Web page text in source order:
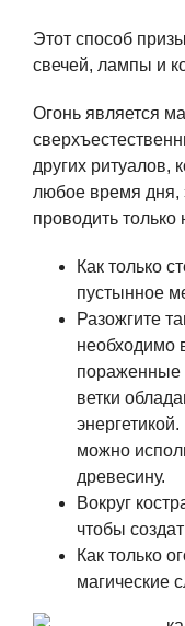
Этот способ
свечей, лампы и
Огонь является
других ритуалов,
любое время дня,
проводить только
Как только
пустынное
Разожгите
необходимо
пораженные
ветки
можно
древесину.
Вокруг
чтобы
Как только
магические